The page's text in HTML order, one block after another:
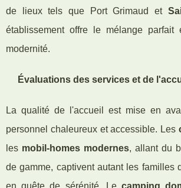
de lieux tels que Port Grimaud et
établissement offre le mélange parfait
modernité.
Évaluations des services et de
La qualité de l'accueil est mise en
personnel chaleureux et accessible. Les
les mobil-homes modernes, allant du
de gamme, captivent autant les familles
en quête de sérénité. Lecamping